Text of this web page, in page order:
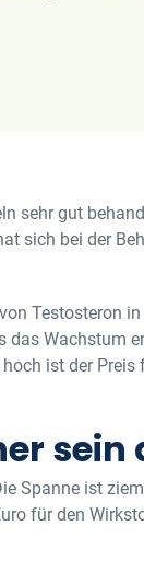
sehr gut
sich bei der
Testosteron
das Wachstum
ist der
Spanne ist
für den